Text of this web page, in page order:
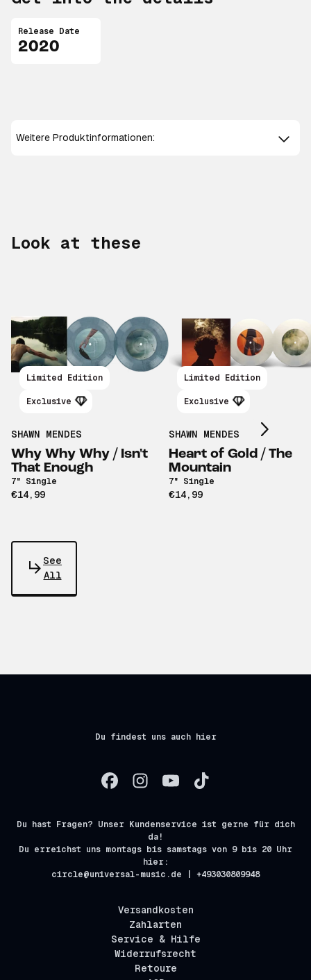
Release Date
2020
Weitere Produktinformationen:
Look at these
Limited Edition
Exclusive
SHAWN MENDES
Why Why Why / Isn't
That Enough
7" Single
€14,99
Limited Edition
Exclusive
SHAWN MENDES
Heart of Gold / The
Mountain
7" Single
€14,99
Scroll right
See
All
Du findest uns auch hier
Du hast Fragen? Unser Kundenservice ist gerne für dich
da!
Du erreichst uns montags bis samstags von 9 bis 20 Uhr
hier:
circle@universal-music.de | +493030809948
Versandkosten
Zahlarten
Service & Hilfe
Widerrufsrecht
Retoure